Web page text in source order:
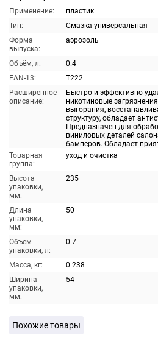
Применение:
пластик
Тип:
Смазка универсальная
Форма
выпуска:
аэрозоль
Объём, л:
0.4
EAN-13:
T222
Расширенное
описание:
Быстро и эффективно
никотиновые
выгорания,
структуру, обладает
Предназначен для
виниловых деталей
бамперов. Обладает
Товарная
группа:
уход и очистка
Высота
упаковки,
мм:
235
Длина
упаковки,
мм:
50
Объем
упаковки, л:
0.7
Масса, кг:
0.238
Ширина
упаковки,
мм:
54
Похожие товары